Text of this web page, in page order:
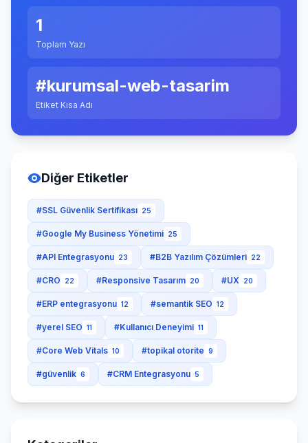
1
Toplam Yazı
#kurumsal-web-tasarim
Etiket Kısa Adı
Diğer Etiketler
#SSL Güvenlik Sertifikası 25
#Google My Business Yönetimi 25
#API Entegrasyonu 23 #B2B Yazılım Çözümleri 22
#CRO 22 #Responsive Tasarım 20 #UX 20
#ERP entegrasyonu 12 #semantik SEO 12
#yerel SEO 11 #Kullanıcı Deneyimi 11
#Core Web Vitals 10 #topikal otorite 9
#güvenlik 6 #CRM Entegrasyonu 5